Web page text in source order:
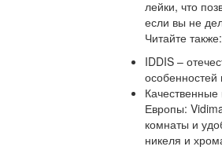
лейки, что
если вы не
Читайте
IDDIS –
Европы:
комнаты и
никеля и